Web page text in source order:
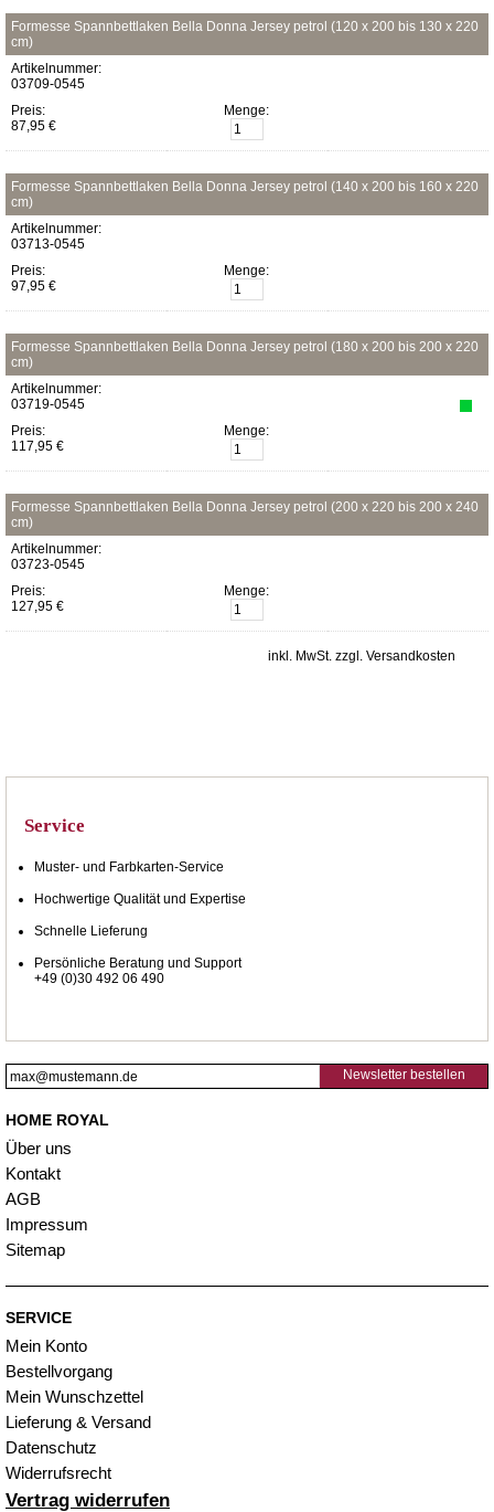
Formesse Spannbettlaken Bella Donna Jersey petrol (120 x 200 bis 130 x 220
cm)
Artikelnummer:
03709-0545
Preis:
87,95 €
Menge:
Formesse Spannbettlaken Bella Donna Jersey petrol (140 x 200 bis 160 x 220
cm)
Artikelnummer:
03713-0545
Preis:
97,95 €
Menge:
Formesse Spannbettlaken Bella Donna Jersey petrol (180 x 200 bis 200 x 220
cm)
Artikelnummer:
03719-0545
Preis:
117,95 €
Menge:
Formesse Spannbettlaken Bella Donna Jersey petrol (200 x 220 bis 200 x 240
cm)
Artikelnummer:
03723-0545
Preis:
127,95 €
Menge:
inkl. MwSt. zzgl. Versandkosten
Service
Muster- und Farbkarten-Service
Hochwertige Qualität und Expertise
Schnelle Lieferung
Persönliche Beratung und Support
+49 (0)30 492 06 490
Newsletter bestellen
HOME ROYAL
Über uns
Kontakt
AGB
Impressum
Sitemap
SERVICE
Mein Konto
Bestellvorgang
Mein Wunschzettel
Lieferung & Versand
Datenschutz
Widerrufsrecht
Vertrag widerrufen